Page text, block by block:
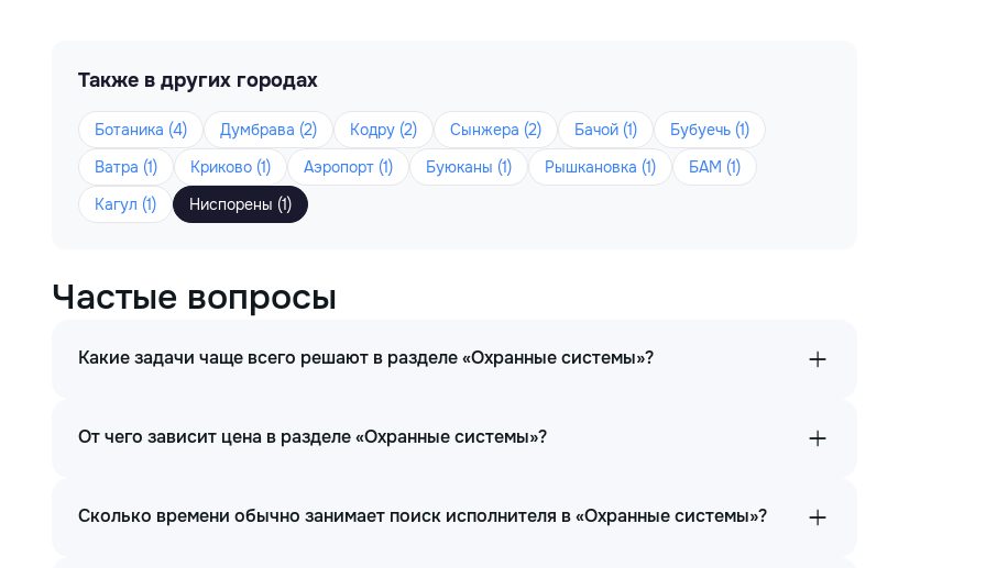
Также в других городах
Ботаника (4) Думбрава (2) Кодру (2) Сынжера (2) Бачой (1)
Бубуечь (1)
Ватра (1)
Криково (1) Аэропорт (1) Буюканы (1) Рышкановка (1)
БАМ (1)
Кагул (1)
Ниспорены (1)
Частые вопросы
Какие задачи чаще всего решают в разделе «Охранные системы»?
От чего зависит цена в разделе «Охранные системы»?
Сколько времени обычно занимает поиск исполнителя в «Охранные системы»?